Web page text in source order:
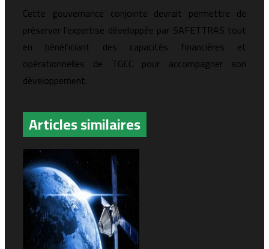
Cette gouvernance conjointe devrait permettre de
préserver l’expertise développée par SAFETTRAS tout
en bénéficiant des capacités financières et
opérationnelles de TGCC pour accompagner son
développement.
Articles similaires